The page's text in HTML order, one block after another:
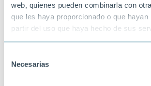
web, quienes pueden combinarla con
que les haya proporcionado o que hayan
partir del uso que haya hecho de sus
Necesarias